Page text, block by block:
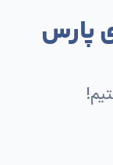
پارس